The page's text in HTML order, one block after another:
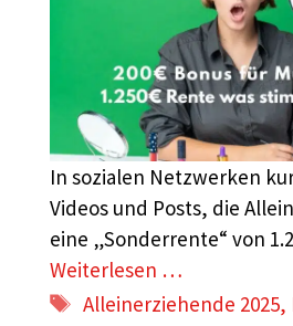
In sozialen Netzwerken
Videos und Posts, die
eine „Sonderrente“ von
Weiterlesen …
Schlagwörter
Alleinerziehende 2025,